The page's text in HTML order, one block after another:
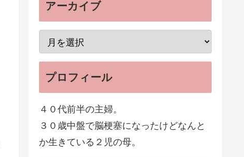
アーカイブ
プロフィール
４０代前半の主婦。
３０歳中盤で脳梗塞になったけどなんと
か生きている２児の母。